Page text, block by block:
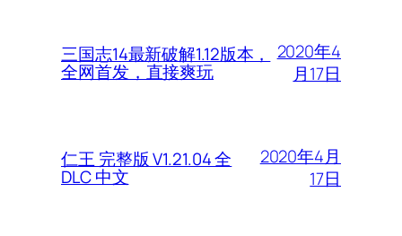
三国志14最新破解1.12版本，
全网首发，直接爽玩
2020年4
月17日
仁王 完整版 V1.21.04 全
DLC 中文
2020年4月
17日